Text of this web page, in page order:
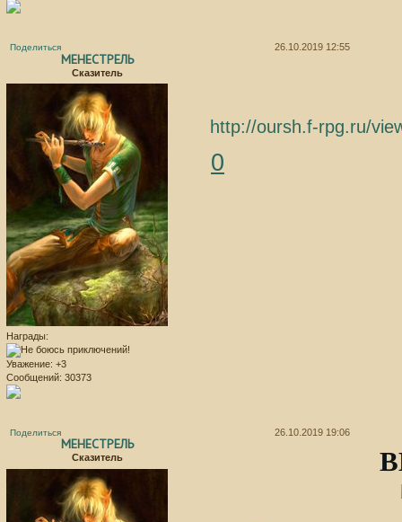
Поделиться 26.10.2019 12:55
МЕНЕСТРЕЛЬ
Сказитель
Награды:
Уважение: +3
Сообщений: 30373
http://oursh.f-rpg.ru/
0
Поделиться 26.10.2019 19:06
МЕНЕСТРЕЛЬ
Сказитель